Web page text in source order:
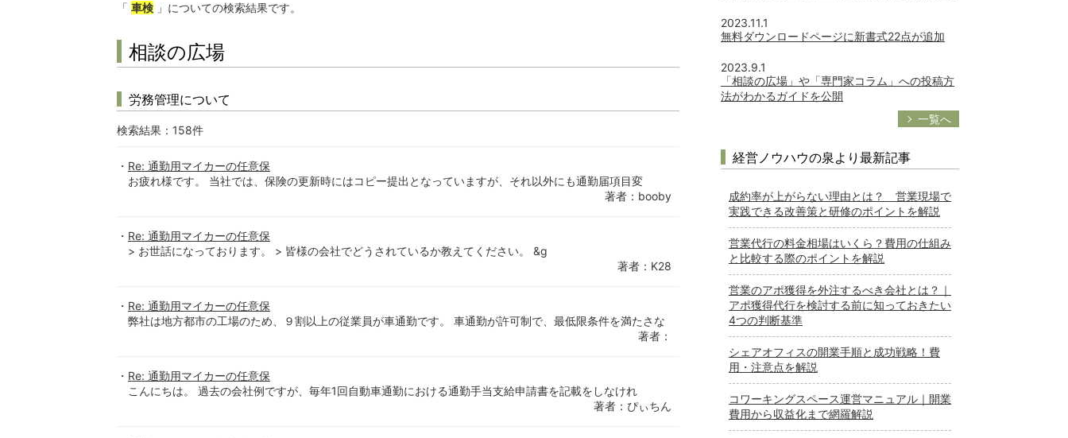
「 車検 」についての検索結果です。
相談の広場
労務管理について
検索結果： 158件
Re: 通勤用マイカーの任意保
お疲れ様です。 当社では、保険の更新時にはコピー提出となっていますが、それ以外にも通勤届項目変
著者：booby
Re: 通勤用マイカーの任意保
> お世話になっております。 > 皆様の会社でどうされているか教えてください。 &g
著者：K28
Re: 通勤用マイカーの任意保
弊社は地方都市の工場のため、９割以上の従業員が車通勤です。 車通勤が許可制で、最低限条件を満たさな
著者：
Re: 通勤用マイカーの任意保
こんにちは。 過去の会社例ですが、毎年1回自動車通勤における通勤手当支給申請書を記載をしなけれ
著者：ぴぃちん
2023.11.1
無料ダウンロードページに新書式22点が追加
2023.9.1
「相談の広場」や「専門家コラム」への投稿方
法がわかるガイドを公開
一覧へ
経営ノウハウの泉より最新記事
成約率が上がらない理由とは？ 営業現場で
実践できる改善策と研修のポイントを解説
営業代行の料金相場はいくら？費用の仕組み
と比較する際のポイントを解説
営業のアポ獲得を外注するべき会社とは？｜
アポ獲得代行を検討する前に知っておきたい
4つの判断基準
シェアオフィスの開業手順と成功戦略！費
用・注意点を解説
コワーキングスペース運営マニュアル｜開業
費用から収益化まで網羅解説